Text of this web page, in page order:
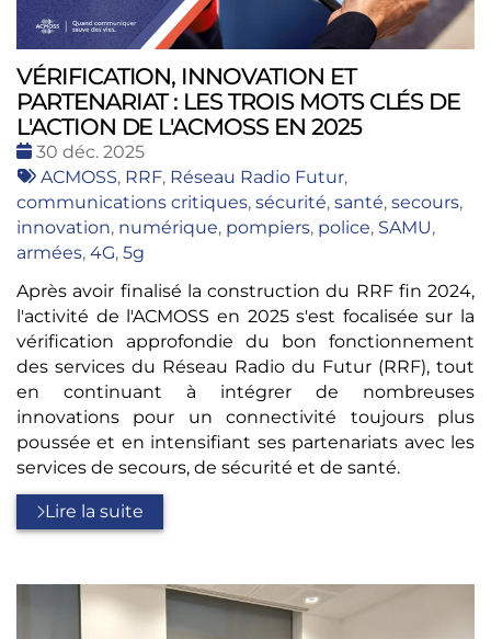
VÉRIFICATION, INNOVATION ET
PARTENARIAT : LES TROIS MOTS CLÉS DE
L'ACTION DE L'ACMOSS EN 2025
Date
:
30 déc. 2025
Tags
:
ACMOSS, RRF, Réseau Radio Futur,
communications critiques, sécurité, santé, secours,
innovation, numérique, pompiers, police, SAMU,
armées, 4G, 5g
Après avoir finalisé la construction du RRF fin 2024,
l'activité de l'ACMOSS en 2025 s'est focalisée sur la
vérification approfondie du bon fonctionnement
des services du Réseau Radio du Futur (RRF), tout
en continuant à intégrer de nombreuses
innovations pour un connectivité toujours plus
poussée et en intensifiant ses partenariats avec les
services de secours, de sécurité et de santé.
Lire la suite